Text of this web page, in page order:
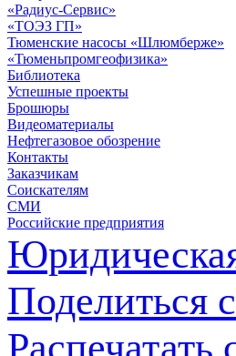
«Радиус-Сервис»
«ТОЭЗ ГП»
Тюменские насосы «Шлюмберже»
«Тюменьпромгеофизика»
Библиотека
Успешные проекты
Брошюры
Видеоматериалы
Нефтегазовое обозрение
Контакты
Заказчикам
Соискателям
СМИ
Российские предприятия
Поделиться
Распечатать